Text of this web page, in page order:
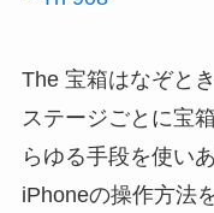
The 宝箱はなぞとき
ステージごとに宝
らゆる手段を使い
iPhoneの操作方法